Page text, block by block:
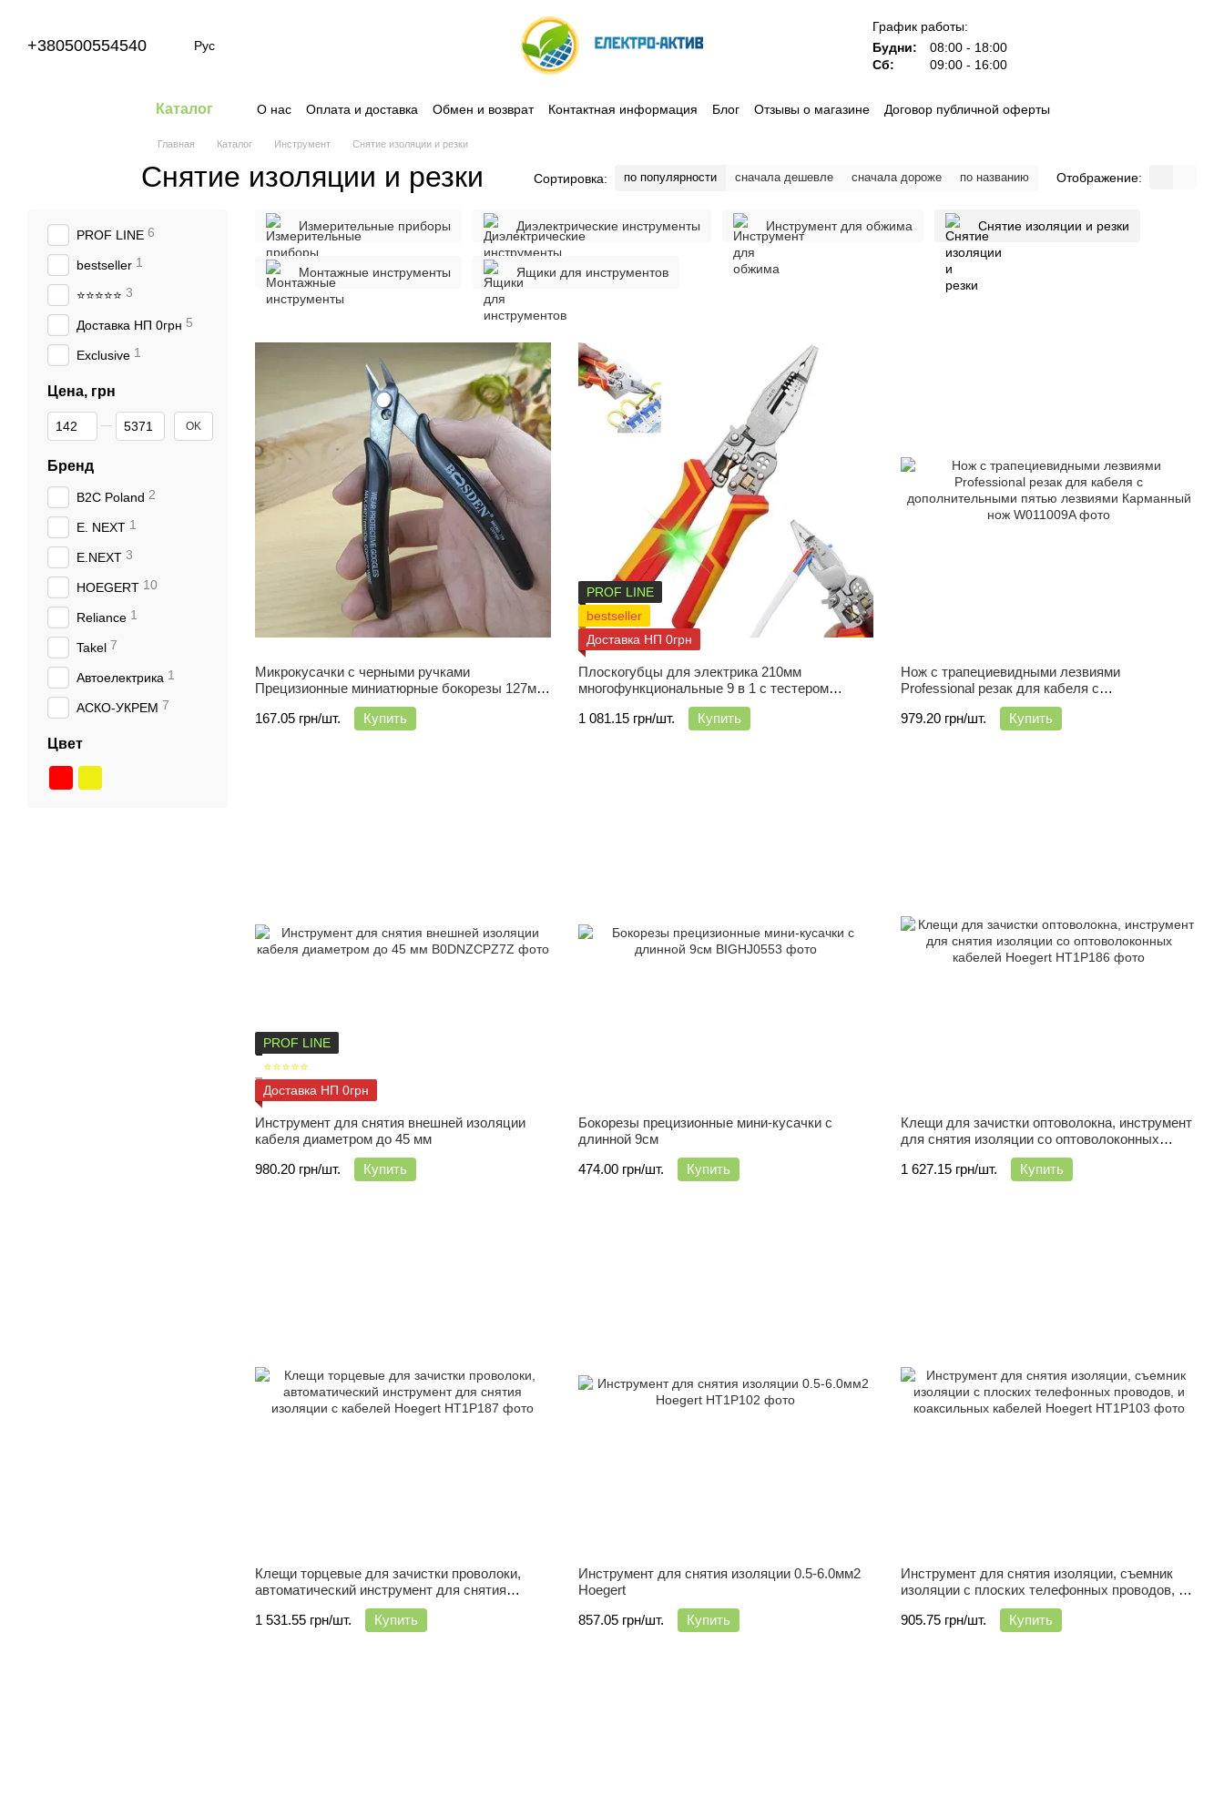
+380500554540 Рус
График работы:
Будни:
08:00 - 18:00
Сб:
09:00 - 16:00
Каталог О нас Оплата и доставка Обмен и возврат Контактная информация Блог Отзывы о магазине Договор публичной оферты
Главная Каталог Инструмент Снятие изоляции и резки
Снятие изоляции и резки Сортировка: по популярности сначала дешевле сначала дороже по названию Отображение:
Измерительные приборы Диэлектрические инструменты Инструмент для обжима Снятие изоляции и резки
Монтажные инструменты Ящики для инструментов
Микрокусачки с черными ручками
Прецизионные миниатюрные бокорезы 127мм
167.05 грн/шт.
Купить
PROF LINE
bestseller
Доставка НП 0грн
Плоскогубцы для электрика 210мм
многофункциональные 9 в 1 с тестером
1 081.15 грн/шт.
Купить
Нож с трапециевидными лезвиями
Professional резак для кабеля с
дополнительными пятью лезвиями
Карманный нож
979.20 грн/шт. Купить
PROF LINE
⭐⭐⭐⭐⭐
Доставка НП 0грн
Инструмент для снятия внешней изоляции
кабеля диаметром до 45 мм
980.20 грн/шт.
Купить
Бокорезы прецизионные мини-кусачки с
длинной 9см
474.00 грн/шт.
Купить
Клещи для зачистки оптоволокна, инструмент
для снятия изоляции со оптоволоконных
1 627.15 грн/шт.
Купить
Клещи торцевые для зачистки проволоки,
автоматический инструмент для снятия
изоляции с кабелей Hoegert
1 531.55 грн/шт.
Купить
Инструмент для снятия изоляции 0.5-6.0мм2
Hoegert
857.05 грн/шт.
Купить
Инструмент для снятия изоляции, съемник
изоляции с плоских телефонных проводов, и
коаксильных кабелей Hoegert
905.75 грн/шт.
Купить
PROF LINE 6
bestseller 1
⭐⭐⭐⭐⭐ 3
Доставка НП 0грн 5
Exclusive 1
Цена, грн
От Цена, грн
До Цена, грн OK
Бренд
B2C Poland 2
E. NEXT 1
E.NEXT 3
HOEGERT 10
Reliance 1
Takel 7
Автоелектрика 1
АСКО-УКРЕМ 7
Цвет